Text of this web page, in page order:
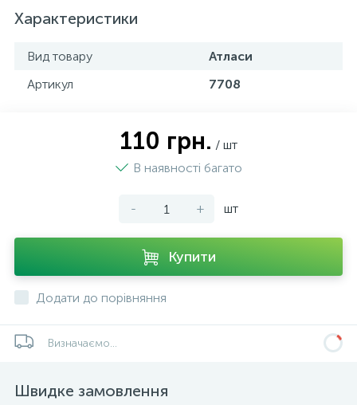
Характеристики
Вид товару
Атласи
Артикул
7708
110 грн. / шт
В наявності багато
- + шт
Купити
Додати до порівняння
Визначаємо...
Швидке замовлення